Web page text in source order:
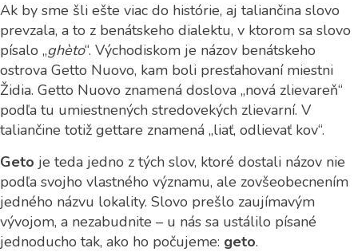
Ak by sme šli ešte viac do histórie, aj taliančina slovo
prevzala, a to z benátskeho dialektu, v ktorom sa slovo
písalo „ghèto“. Východiskom je názov benátskeho
ostrova Getto Nuovo, kam boli presťahovaní miestni
Židia. Getto Nuovo znamená doslova „nová zlievareň“
podľa tu umiestnených stredovekých zlievarní. V
taliančine totiž gettare znamená „liať, odlievať kov“.
Geto je teda jedno z tých slov, ktoré dostali názov nie
podľa svojho vlastného významu, ale zovšeobecnením
jedného názvu lokality. Slovo prešlo zaujímavým
vývojom, a nezabudnite – u nás sa ustálilo písané
jednoducho tak, ako ho počujeme: geto.